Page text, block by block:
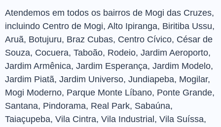
Atendemos em todos os bairros de Mogi das Cruzes,
incluindo Centro de Mogi, Alto Ipiranga, Biritiba Ussu,
Aruã, Botujuru, Braz Cubas, Centro Cívico, César de
Souza, Cocuera, Taboão, Rodeio, Jardim Aeroporto,
Jardim Armênica, Jardim Esperança, Jardim Modelo,
Jardim Piatã, Jardim Universo, Jundiapeba, Mogilar,
Mogi Moderno, Parque Monte Líbano, Ponte Grande,
Santana, Pindorama, Real Park, Sabaúna,
Taiaçupeba, Vila Cintra, Vila Industrial, Vila Suíssa,